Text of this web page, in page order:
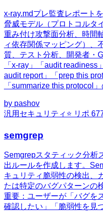
x-ray.mdプレ監査レポート
脅威モデル（プロトコルタ
重み付け攻撃面分析、時間
ィ依存関係マッピング）、
質、テスト分析、開発者・
「x-ray」「audit
audit report」「prep this
「summarize this protocol
by pashov
汎用 セキュリティ ⭐ リポ
semgrep
Semgrepスタティック分析
出ルールを作成します。
キュリティ脆弱性の検出、
たは特定のバグパターンの
重要：ユーザーが「バグを
確認したい」「脆弱性を見